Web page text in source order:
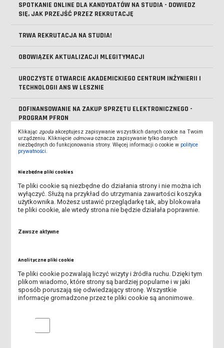
SPOTKANIE ONLINE DLA KANDYDATÓW NA STUDIA - DOWIEDZ
SIĘ, JAK PRZEJŚĆ PRZEZ REKRUTACJĘ
TRWA REKRUTACJA NA STUDIA!
OBOWIĄZEK AKTUALIZACJI MLEGITYMACJI
UROCZYSTE OTWARCIE AKADEMICKIEGO CENTRUM INŻYNIERII I
TECHNOLOGII ANS W LESZNIE
DOFINANSOWANIE NA ZAKUP SPRZĘTU ELEKTRONICZNEGO -
PROGRAM PFRON
REKRUTACJA NA STUDIA ROZPOCZĘTA!
WYKŁADOWCÓW
KOMUNIKAT JM REKTORA WS. DNIA REKTORSKIEGO
WYKŁADOWCA NA MEDAL 2026 - ZNAMY LAUREATÓW VI EDYCJI
PIERWSZA ZBIÓRKA KRĘGOWA - 29.05.2026 R.
SPOTKANIE POŚWIĘCONE TEMATYCE HARCERSKIEJ - 12.05.2026
R.
ANKIETA - ROLA RODZINY I UNIWERSYTETU W
AKADEMICKIEJ
Klikajączgoda akceptujesz zapisywanie wszystkich danych cookie na Twoim
urządzeniu. Kliknięcie odmowa oznacza zapisywanie tylko danych
niezbędnych do funkcjonowania strony. Więcej informacji o cookie w polityce
prywatności.
Niezbędne pliki cookies
Te pliki cookie są niezbędne do działania strony i nie można ich
wyłączyć. Służą na przykład do utrzymania zawartości koszyka
użytkownika. Możesz ustawić przeglądarkę tak, aby blokowała
te pliki cookie, ale wtedy strona nie będzie działała poprawnie.
Zawsze aktywne
Analityczne pliki cookie
Te pliki cookie pozwalają liczyć wizyty i źródła ruchu. Dzięki tym
plikom wiadomo, które strony są bardziej popularne i w jaki
sposób poruszają się odwiedzający stronę. Wszystkie
informacje gromadzone przez te pliki cookie są anonimowe.
Analityczne pliki cookie